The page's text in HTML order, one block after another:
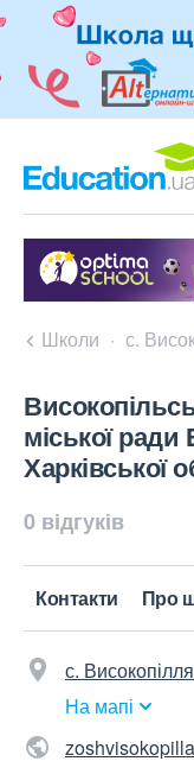
Школи с.
міської ради
Харківської
0 відгуків
Контакти Про
с. Високопілля
На мапі